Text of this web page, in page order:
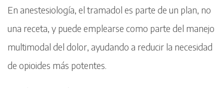
En anestesiología, el tramadol es parte de un plan, no
una receta, y puede emplearse como parte del manejo
multimodal del dolor, ayudando a reducir la necesidad
de opioides más potentes.